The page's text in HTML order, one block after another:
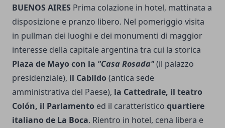
BUENOS AIRES Prima colazione in hotel, mattinata a
disposizione e pranzo libero. Nel pomeriggio visita
in pullman dei luoghi e dei monumenti di maggior
interesse della capitale argentina tra cui la storica
Plaza de Mayo con la "Casa Rosada"(il palazzo
presidenziale), il Cabildo (antica sede
amministrativa del Paese), la Cattedrale, il teatro
Colón, il Parlamento ed il caratteristico quartiere
italiano de La Boca. Rientro in hotel, cena libera e